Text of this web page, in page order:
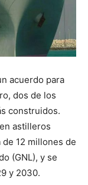
acuerdo para
dos de los
construidos.
astilleros
12 millones de
(GNL), y se
y 2030.